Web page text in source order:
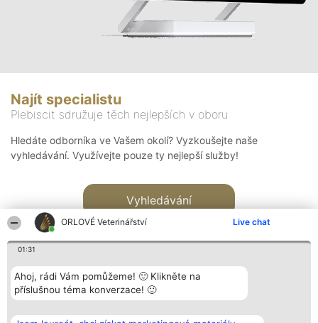
ORLOVÉ Veterinářství Live chat
01:31
Ahoj, rádi Vám pomůžeme! 🙂 Klikněte na
příslušnou téma konverzace! 🙂
Najít specialistu
Plebiscit sdružuje těch nejlepších v oboru
Hledáte odborníka ve Vašem okolí? Vyzkoušejte naše
vyhledávání. Využívejte pouze ty nejlepší služby!
Vyhledávání
Bright Side Solutions sp. z o.
Vítězové
Kontakt